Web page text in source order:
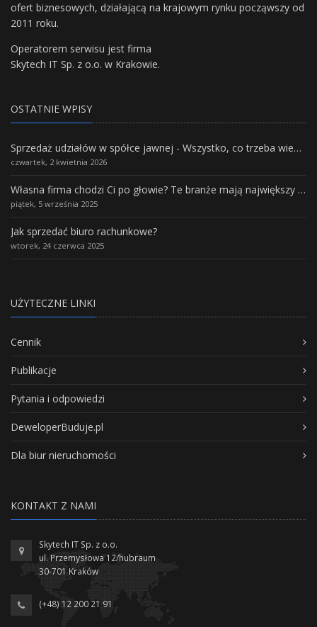
ofert biznesowych, działającą na krajowym rynku począwszy od
2011 roku.
Operatorem serwisu jest firma
Skytech IT Sp. z o.o. w Krakowie.
OSTATNIE WPISY
Sprzedaż udziałów w spółce jawnej - Wszystko, co trzeba wiedzieć.
czwartek, 2 kwietnia 2026
Własna firma chodzi Ci po głowie? Te branże mają największy potencjał rozwoju
piątek, 5 września 2025
Jak sprzedać biuro rachunkowe?
wtorek, 24 czerwca 2025
UŻYTECZNE LINKI
Cennik
Publikacje
Pytania i odpowiedzi
DeweloperBuduje.pl
Dla biur nieruchomości
KONTAKT Z NAMI
Skytech IT Sp. z o.o.
ul. Przemysłowa 12/hubraum
30-701 Kraków
(+48) 12 200 21 91